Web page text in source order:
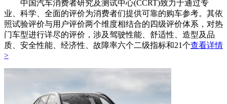
中国汽车消费者研究及测试中心(CCRT)致力于通过专
业、科学、全面的评价为消费者们提供可靠的购车参考。其依
照试验评价与用户评价两个维度相结合的四级评价体系，对热
门车型进行详尽的评价，涉及驾驶性能、舒适性、造型及品
质、安全性能、经济性、故障率六个二级指标和21个查看详情
>